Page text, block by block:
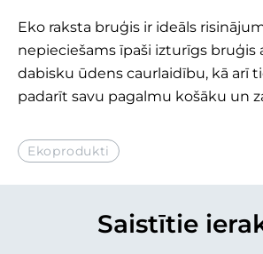
Eko raksta bruģis ir ideāls
nepieciešams īpaši izturīgs bruģis
dabisku ūdens caurlaidību, kā arī
padarīt savu pagalmu košāku un
Ekoprodukti
Saistītie